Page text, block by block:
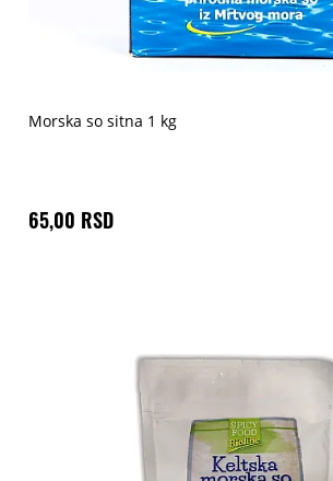
Morska so sitna 1 kg
65,00 RSD